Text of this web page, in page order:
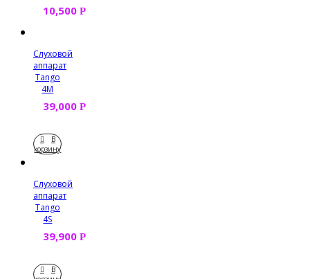
10,500 Р
Слуховой
аппарат
Tango
4M
39,000 Р
В
корзину
Слуховой
аппарат
Tango
4S
39,900 Р
В